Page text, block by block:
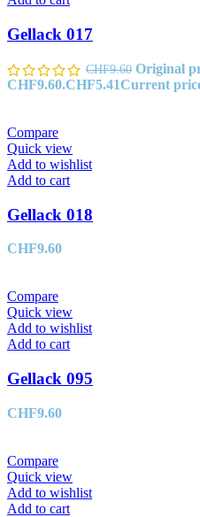
Gellack 017
CHF9.60 Original
CHF9.60.CHF5.41Current
Compare
Quick view
Add to wishlist
Add to cart
Gellack 018
CHF9.60
Compare
Quick view
Add to wishlist
Add to cart
Gellack 095
CHF9.60
Compare
Quick view
Add to wishlist
Add to cart